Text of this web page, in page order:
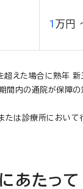
1 万円
えた場合に熟年
間内の通院が保障
診療所におい
あたって